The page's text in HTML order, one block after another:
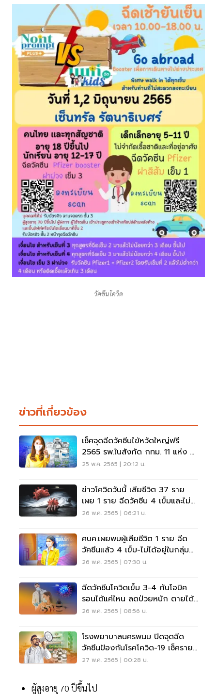
วัคซีนโควิด
ข่าวที่เกี่ยวข้อง
เช็คจุดฉีดวัคซีนไข้หวัดใหญ่ฟรี
2565 รพ.ในสังกัด กทม. 11 แห่ง มี
ที่ไหนบ้าง
25 พ.ค. 2565 | 20:12 น.
ข่าวโควิดวันนี้ เสียชีวิต 37 ราย
เผย 1 ราย ฉีดวัคซีน 4 เข็มและไม่
อยู่ในกลุ่ม 608
26 พ.ค. 2565 | 06:21 น.
ศบค.เผยพบผู้เสียชีวิต 1 ราย ฉีด
วัคซีนแล้ว 4 เข็ม-ไม่ได้อยู่ในกลุ่ม
608
26 พ.ค. 2565 | 07:30 น.
ฉีดวัคซีนโควิดเข็ม 3-4 กันโอมิค
รอนได้แค่ไหน ลดป่วยหนัก ตายได้
ไหม อ่านเลย
26 พ.ค. 2565 | 08:56 น.
โรงพยาบาลนครพนม ปิดจุดฉีด
วัคซีนป้องกันโรคโควิด-19 เช็คราย
ละเอียดที่นี่
27 พ.ค. 2565 | 00:28 น.
ผู้สูงอายุ 70 ปีขึ้นไป